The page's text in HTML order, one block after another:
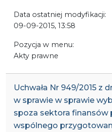
Data ostatniej modyfikacji:
09-09-2015, 13:58
Pozycja w menu:
Akty prawne
Uchwała Nr 949/2015 z
w sprawie w sprawie
spoza sektora finansów
wspólnego